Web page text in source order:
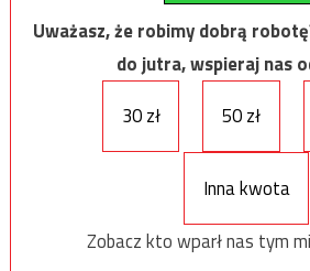
Uważasz, że robimy dobrą
do jutra, wspieraj nas
30 zł
50 zł
Inna kwota
Zobacz kto wparł nas tym